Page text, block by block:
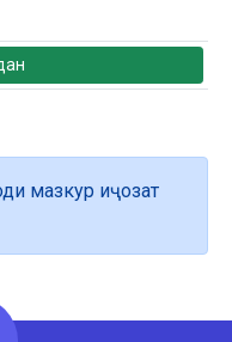
мазкур иҷозат